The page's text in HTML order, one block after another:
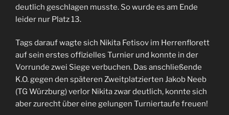
deutlich geschlagen musste. So wurde es am Ende
leider nur Platz 13.
Tags darauf wagte sich Nikita Fetisov im Herrenflorett
auf sein erstes offizielles Turnier und konnte in der
Vorrunde zwei Siege verbuchen. Das anschließende
K.O. gegen den späteren Zweitplatzierten Jakob Neeb
(TG Würzburg) verlor Nikita zwar deutlich, konnte sich
aber zurecht über eine gelungen Turniertaufe freuen!